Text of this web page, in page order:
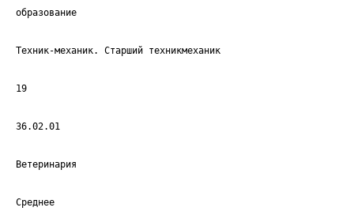
образование
Техник-механик. Старший техникмеханик
19
36.02.01
Ветеринария
Среднее